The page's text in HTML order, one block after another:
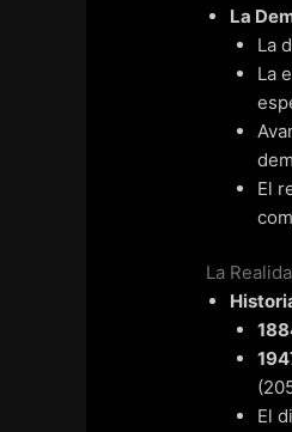
La
La
La
El
La
El